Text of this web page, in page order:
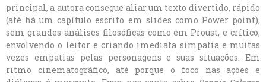
principal, a autora consegue aliar um texto divertido, rápido
(até há um capítulo escrito em slides como Power point),
sem grandes análises filosóficas como em Proust, e crítico,
envolvendo o leitor e criando imediata simpatia e muitas
vezes empatias pelas personagens e suas situações. Em
ritmo cinematográfico, até porque o foco nas ações e